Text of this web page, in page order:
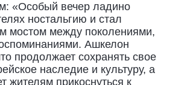
«Особый вечер ладино
ностальгию и стал
мостом между поколениями,
Ашкелон
продолжает сохранять свое
наследие и культуру, а
жителям прикоснуться к